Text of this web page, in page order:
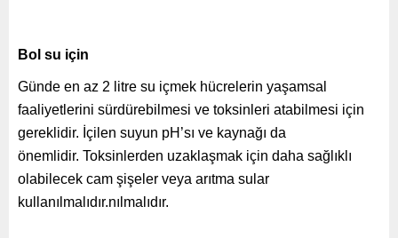
Bol su için
Günde en az 2 litre su içmek hücrelerin yaşamsal
faaliyetlerini sürdürebilmesi ve toksinleri atabilmesi için
gereklidir. İçilen suyun pH’sı ve kaynağı da
önemlidir. Toksinlerden uzaklaşmak için daha sağlıklı
olabilecek cam şişeler veya arıtma sular
kullanılmalıdır.nılmalıdır.